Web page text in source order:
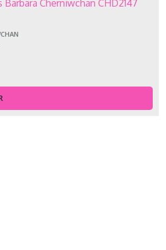
Cherniwchan CHD2147